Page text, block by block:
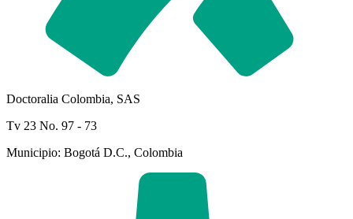
Doctoralia Colombia, SAS
Tv 23 No. 97 - 73
Municipio: Bogotá D.C., Colombia